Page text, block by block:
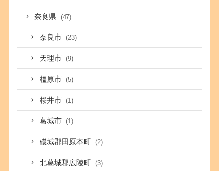
奈良県 (47)
奈良市 (23)
天理市 (9)
橿原市 (5)
桜井市 (1)
葛城市 (1)
磯城郡田原本町 (2)
北葛城郡広陵町 (3)